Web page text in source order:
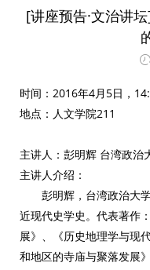
[讲座预告·文治讲
时间：2016年4月5日，
地点：人文学院211
主讲人：彭明辉 台湾政治
主讲人介绍：
彭明辉，台湾政治大
近现代史学史。代表著作
展》、《历史地理学与现
和地区的寺庙与聚落发展